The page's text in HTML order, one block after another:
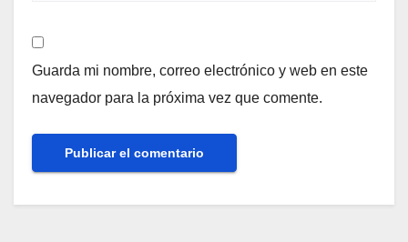
Guarda mi nombre, correo electrónico y web en este
navegador para la próxima vez que comente.